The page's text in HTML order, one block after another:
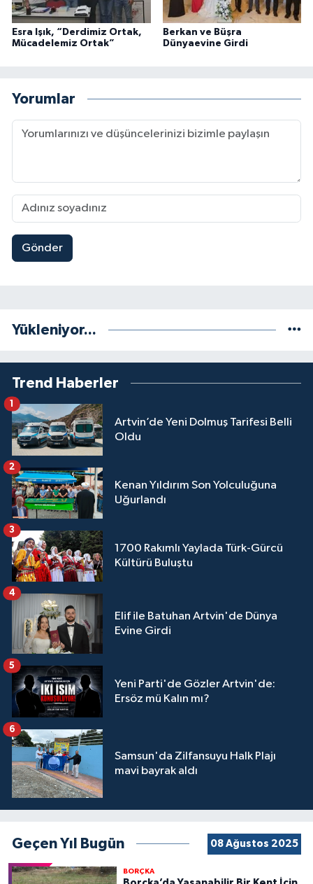
Esra Işık, “Derdimiz Ortak,
Mücadelemiz Ortak”
Berkan ve Büşra
Dünyaevine Girdi
Yorumlar
Gönder
Yükleniyor...
Trend Haberler
Artvin’de Yeni Dolmuş Tarifesi Belli
Oldu
1
Kenan Yıldırım Son Yolculuğuna
Uğurlandı
2
1700 Rakımlı Yaylada Türk-Gürcü
Kültürü Buluştu
3
Elif ile Batuhan Artvin'de Dünya
Evine Girdi
4
Yeni Parti'de Gözler Artvin'de:
Ersöz mü Kalın mı?
5
Samsun'da Zilfansuyu Halk Plajı
mavi bayrak aldı
6
Geçen Yıl Bugün 08 Ağustos 2025
BORÇKA